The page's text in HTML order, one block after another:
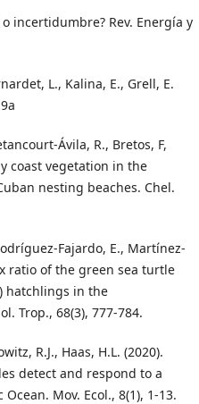
o incertidumbre? Rev. Energía y
L., Kalina, E., Grell, E.
Ávila, R., Bretos, F,
coast vegetation in the
nesting beaches. Chel.
Fajardo, E., Martínez-
ratio of the green sea turtle
hatchlings in the
Trop., 68(3), 777-784.
R.J., Haas, H.L. (2020).
detect and respond to a
Mov. Ecol., 8(1), 1-13.